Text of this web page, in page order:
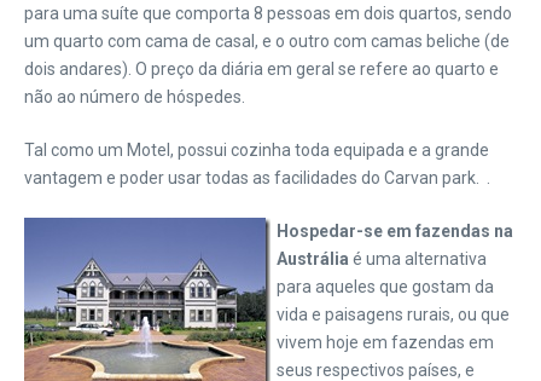
para uma suíte que comporta 8 pessoas em dois quartos, sendo
um quarto com cama de casal, e o outro com camas beliche (de
dois andares). O preço da diária em geral se refere ao quarto e
não ao número de hóspedes.
Tal como um Motel, possui cozinha toda equipada e a grande
vantagem e poder usar todas as facilidades do Carvan park. .
Hospedar-se em fazendas na
Austrália é uma alternativa
para aqueles que gostam da
vida e paisagens rurais, ou que
vivem hoje em fazendas em
seus respectivos países, e